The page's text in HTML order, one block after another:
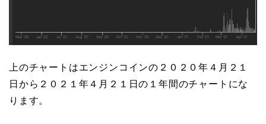
上のチャートはエンジンコインの２０２０年４月２１
日から２０２１年４月２１日の１年間のチャートにな
ります。